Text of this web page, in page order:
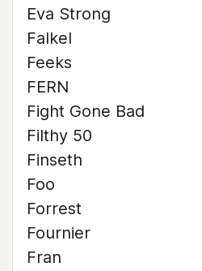
Eva Strong
Falkel
Feeks
FERN
Fight Gone Bad
Filthy 50
Finseth
Foo
Forrest
Fournier
Fran